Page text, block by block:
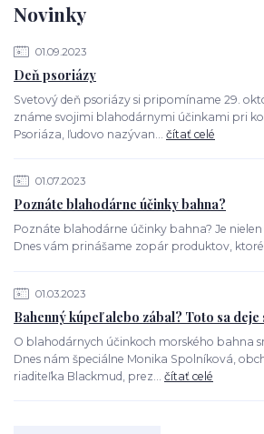
Novinky
01.09.2023
Deň psoriázy
Svetový deň psoriázy si pripomíname 29.
známe svojimi blahodárnymi účinkami pri
Psoriáza, ľudovo nazývan... čítať celé
01.07.2023
Poznáte blahodárne účinky bahna?
Poznáte blahodárne účinky bahna? Je
Dnes vám prinášame zopár produktov, ktoré
01.03.2023
Bahenný kúpeľ alebo zábal? Toto sa deje
O blahodárnych účinkoch morského bahna
Dnes nám špeciálne Monika Spolníková,
riaditeľka Blackmud, prez... čítať celé